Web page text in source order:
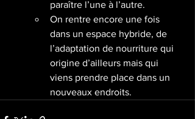
paraître l’une à l’autre.
On rentre encore une fois
dans un espace hybride, de
l’adaptation de nourriture qui
origine d’ailleurs mais qui
viens prendre place dans un
nouveaux endroits.